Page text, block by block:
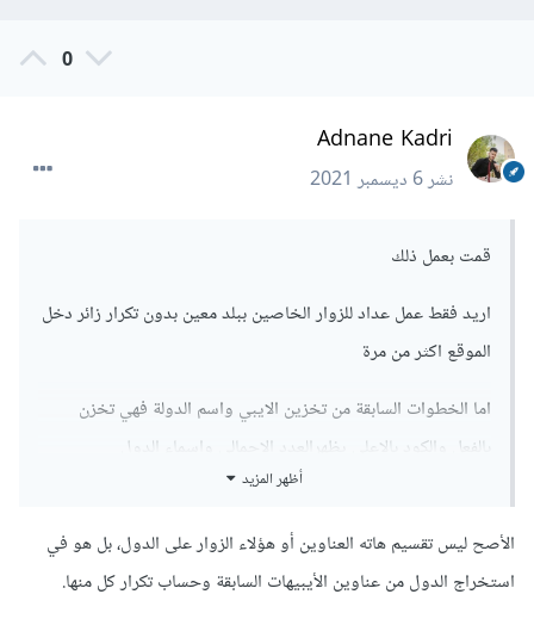
0
Adnane Kadri
نشر6 ديسمبر 2021
قمت بعمل ذلك
اريد فقط عمل عداد للزوار الخاصين ببلد معين بدون تكرار زائر دخل
الموقع اكثر من مرة
اما الخطوات السابقة من تخزين الايبي واسم الدولة فهي تخزن
بالفعل والكود بالاعلى يظهرالعدد الاجمالي واسماء الدول
بها 23 زائر من دول مختلفة اريد تقسيم ال23 زائر لتظهر بجوار اسم
الدولة
أظهر المزيد
الأصح ليس تقسيم هاته العناوين أو هؤلاء الزوار على الدول، بل هو في
استخراج الدول من عناوين الأيبيهات السابقة وحساب تكرار كل منها.